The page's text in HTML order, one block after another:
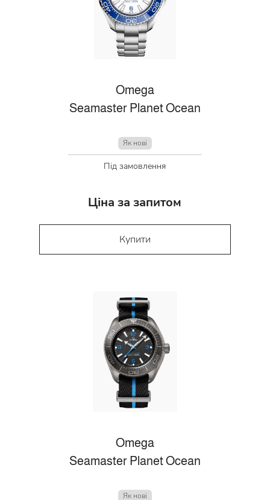
Omega
Seamaster Planet Ocean
Як нові
Під замовлення
Ціна за запитом
Купити
Omega
Seamaster Planet Ocean
Як нові